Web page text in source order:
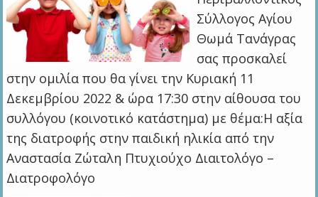
Σύλλογος Αγίου
Θωμά Τανάγρας
σας προσκαλεί
στην ομιλία που θα γίνει την Κυριακή 11
Δεκεμβρίου 2022 & ώρα 17:30 στην αίθουσα του
συλλόγου (κοινοτικό κατάστημα) με θέμα:Η αξία
της διατροφής στην παιδική ηλικία από την
Αναστασία Ζώταλη Πτυχιούχο Διαιτολόγο –
Διατροφολόγο